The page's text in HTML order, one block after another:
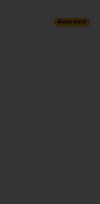
Awarded